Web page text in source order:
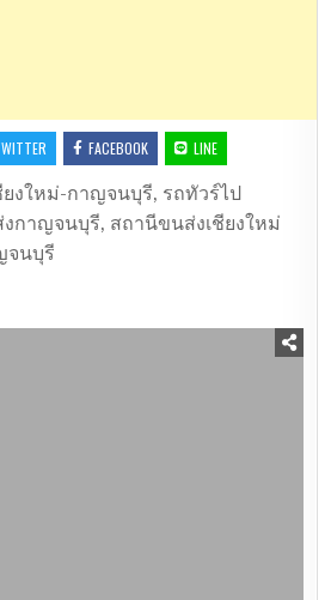
FACEBOOK LINE
ยงใหม่-กาญจนบุรี, รถทัวร์ไป
กาญจนบุรี, สถานีขนส่งเชียงใหม่
จนบุรี